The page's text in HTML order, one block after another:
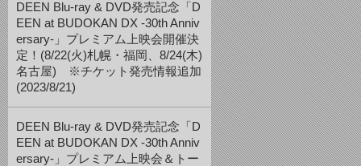
DEEN Blu-ray & DVD発売記念「D
EEN at BUDOKAN DX -30th Anniv
ersary-」プレミアム上映会開催決
定！(8/22(火)札幌・福岡、8/24(木)
名古屋) ※チケット発売情報追加
(2023/8/21)
DEEN Blu-ray & DVD発売記念「D
EEN at BUDOKAN DX -30th Anniv
ersary-」プレミアム上映会＆トー